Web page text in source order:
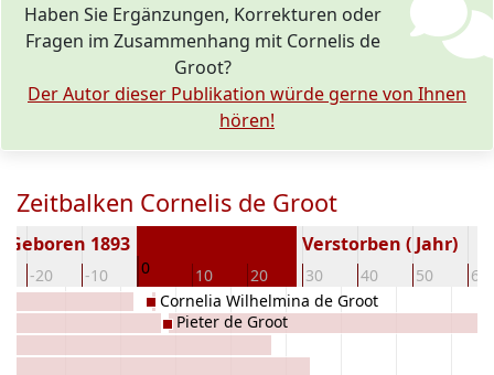
Haben Sie Ergänzungen, Korrekturen oder
Fragen im Zusammenhang mit Cornelis de
Groot?
Der Autor dieser Publikation würde gerne von Ihnen
hören!
Zeitbalken Cornelis de Groot
-20 -10 0 10 20 30 40 50 60
Geboren 1893 Verstorben ( Jahr)
Cornelia Wilhelmina de Groot
Pieter de Groot